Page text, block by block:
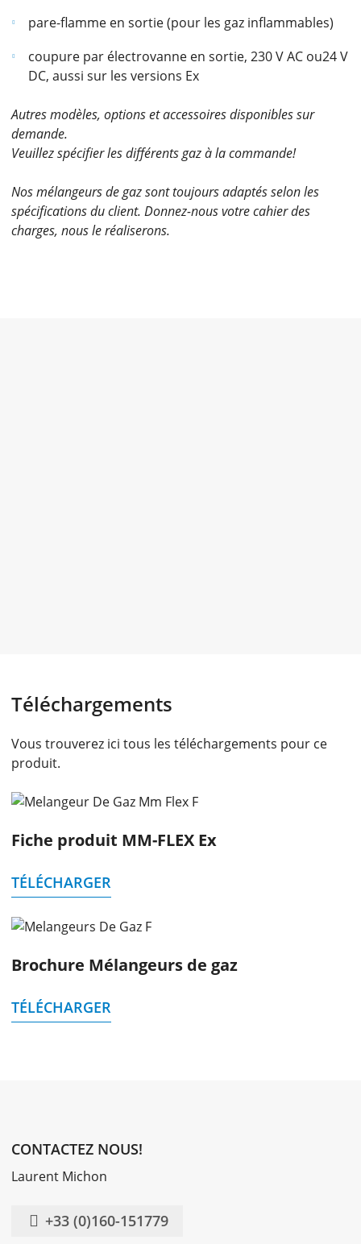
pare-flamme en sortie (pour les gaz inflammables)
coupure par électrovanne en sortie, 230 V AC ou24 V
DC, aussi sur les versions Ex
Autres modèles, options et accessoires disponibles sur
demande.
Veuillez spécifier les différents gaz à la commande!
Nos mélangeurs de gaz sont toujours adaptés selon les
spécifications du client. Donnez-nous votre cahier des
charges, nous le réaliserons.
Téléchargements
Vous trouverez ici tous les téléchargements pour ce
produit.
Fiche produit MM-FLEX Ex
TÉLÉCHARGER
Brochure Mélangeurs de gaz
TÉLÉCHARGER
CONTACTEZ NOUS!
Laurent Michon
+33 (0)160-151779